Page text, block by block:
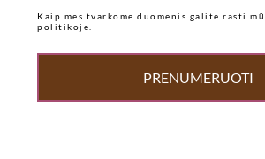
Kaip mes tvarkome duomenis galite rasti
politikoje.
PRENUMERUOTI